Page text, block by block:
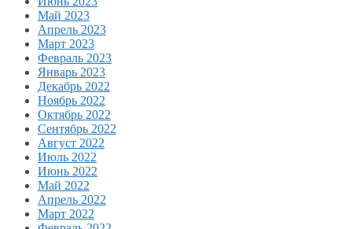
Май 2023
Апрель 2023
Март 2023
Февраль 2023
Январь 2023
Декабрь 2022
Ноябрь 2022
Октябрь 2022
Сентябрь 2022
Август 2022
Июль 2022
Июнь 2022
Май 2022
Апрель 2022
Март 2022